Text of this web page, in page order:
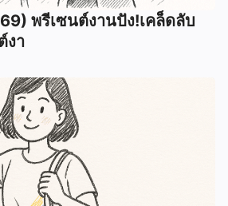
พรีเซนต์งานปัง!เคล็ดลับ
งา